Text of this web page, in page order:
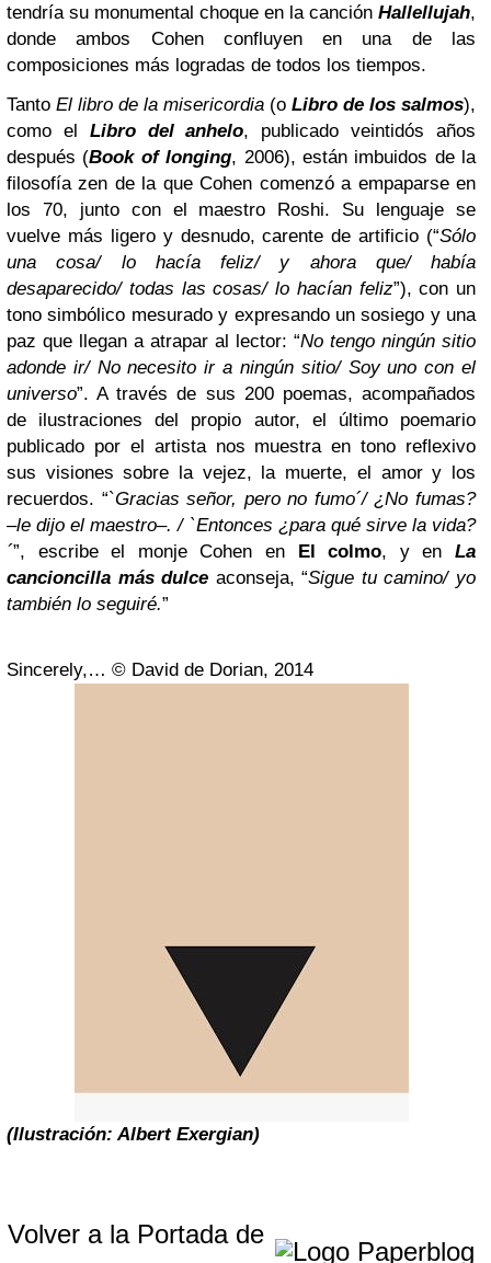
tendría su monumental choque en la canción Hallellujah,
donde ambos Cohen confluyen en una de las
composiciones más logradas de todos los tiempos.
Tanto El libro de la misericordia (o Libro de los salmos),
como el Libro del anhelo, publicado veintidós años
después (Book of longing, 2006), están imbuidos de la
filosofía zen de la que Cohen comenzó a empaparse en
los 70, junto con el maestro Roshi. Su lenguaje se
vuelve más ligero y desnudo, carente de artificio (“Sólo
una cosa/ lo hacía feliz/ y ahora que/ había
desaparecido/ todas las cosas/ lo hacían feliz”), con un
tono simbólico mesurado y expresando un sosiego y una
paz que llegan a atrapar al lector: “No tengo ningún sitio
adonde ir/ No necesito ir a ningún sitio/ Soy uno con el
universo”. A través de sus 200 poemas, acompañados
de ilustraciones del propio autor, el último poemario
publicado por el artista nos muestra en tono reflexivo
sus visiones sobre la vejez, la muerte, el amor y los
recuerdos. “`Gracias señor, pero no fumo´/ ¿No fumas?
–le dijo el maestro–. / `Entonces ¿para qué sirve la vida?
´”, escribe el monje Cohen en El colmo, y enLa
cancioncilla más dulce aconseja, “Sigue tu camino/ yo
también lo seguiré.”
Sincerely,… © David de Dorian, 2014
(Ilustración: Albert Exergian)
Volver a la Portada de